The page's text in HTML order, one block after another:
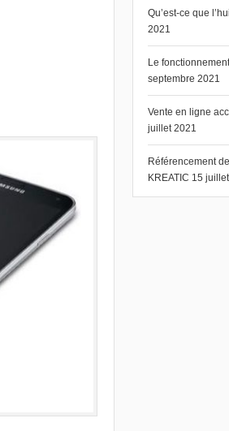
Qu’est-ce que
2021
Le
septembre 2021
Vente en ligne
juillet 2021
Référencement
KREATIC 15